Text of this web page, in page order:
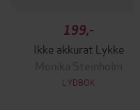
199,-
Ikke akkurat Lykke
Monika Steinholm
LYDBOK